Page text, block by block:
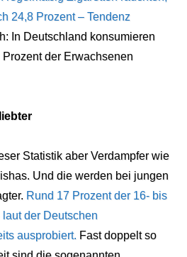
24,8 Prozent – Tendenz
In Deutschland konsumieren
der Erwachsenen
Statistik aber Verdampfer wie
Und die werden bei jungen
Rund 17 Prozent der 16- bis
der Deutschen
ausprobiert. Fast doppelt so